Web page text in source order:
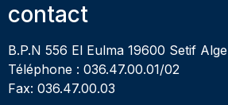
contact
Téléphone : 036.47.00.01/02
Fax: 036.47.00.03